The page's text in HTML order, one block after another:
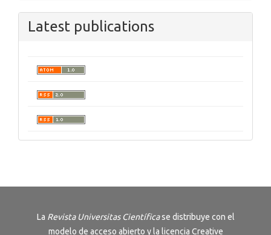
Latest publications
La Revista Universitas Científicase distribuye con el
modelo de acceso abierto y la licencia Creative